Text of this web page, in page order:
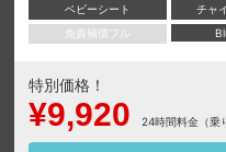
ベビーシート
チャ
免責補償フル
特別価格！
¥9,920 24時間料金（乗